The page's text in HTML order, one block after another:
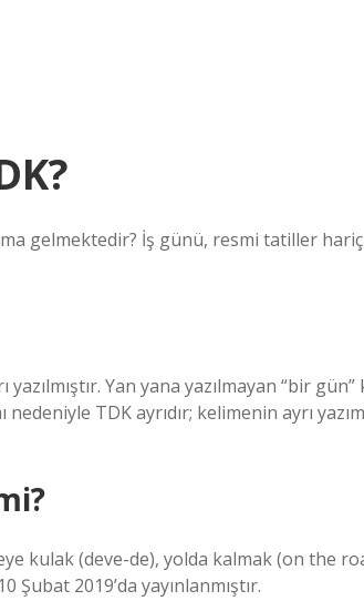
gelmektedir? İş günü, resmi tatiller
Yan yana yazılmayan “bir
nedeniyle TDK ayrıdır; kelimenin ayrı
kulak (deve-de), yolda kalmak (on the
2019’da yayınlanmıştır.